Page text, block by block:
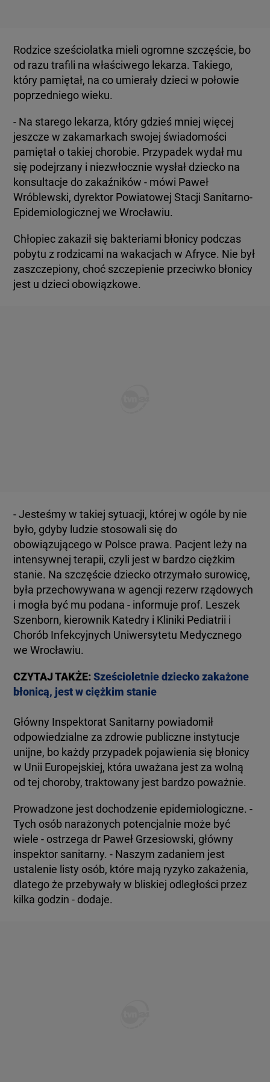
Rodzice sześciolatka mieli ogromne szczęście, bo
od razu trafili na właściwego lekarza. Takiego,
który pamiętał, na co umierały dzieci w połowie
poprzedniego wieku.
- Na starego lekarza, który gdzieś mniej więcej
jeszcze w zakamarkach swojej świadomości
pamiętał o takiej chorobie. Przypadek wydał mu
się podejrzany i niezwłocznie wysłał dziecko na
konsultacje do zakaźników - mówi Paweł
Wróblewski, dyrektor Powiatowej Stacji Sanitarno-
Epidemiologicznej we Wrocławiu.
Chłopiec zakaził się bakteriami błonicy podczas
pobytu z rodzicami na wakacjach w Afryce. Nie był
zaszczepiony, choć szczepienie przeciwko błonicy
jest u dzieci obowiązkowe.
- Jesteśmy w takiej sytuacji, której w ogóle by nie
było, gdyby ludzie stosowali się do
obowiązującego w Polsce prawa. Pacjent leży na
intensywnej terapii, czyli jest w bardzo ciężkim
stanie. Na szczęście dziecko otrzymało surowicę,
była przechowywana w agencji rezerw rządowych
i mogła być mu podana - informuje prof. Leszek
Szenborn, kierownik Katedry i Kliniki Pediatrii i
Chorób Infekcyjnych Uniwersytetu Medycznego
we Wrocławiu.
CZYTAJ TAKŻE:Sześcioletnie dziecko zakażone
błonicą, jest w ciężkim stanie
Główny Inspektorat Sanitarny powiadomił
odpowiedzialne za zdrowie publiczne instytucje
unijne, bo każdy przypadek pojawienia się błonicy
w Unii Europejskiej, która uważana jest za wolną
od tej choroby, traktowany jest bardzo poważnie.
Prowadzone jest dochodzenie epidemiologiczne. -
Tych osób narażonych potencjalnie może być
wiele - ostrzega dr Paweł Grzesiowski, główny
inspektor sanitarny. - Naszym zadaniem jest
ustalenie listy osób, które mają ryzyko zakażenia,
dlatego że przebywały w bliskiej odległości przez
kilka godzin - dodaje.